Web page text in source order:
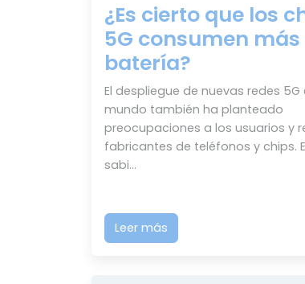
¿Es cierto que los
5G consumen más
batería?
El despliegue de nuevas redes
mundo también ha planteado
preocupaciones a los usuarios y
fabricantes de teléfonos y chips.
sabi...
Leer más